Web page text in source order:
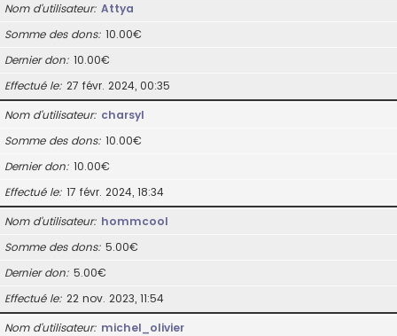
Nom d’utilisateur Attya
Somme des dons 10.00€
Dernier don 10.00€
Effectué le 27 févr. 2024, 00:35
Nom d’utilisateur charsyl
Somme des dons 10.00€
Dernier don 10.00€
Effectué le 17 févr. 2024, 18:34
Nom d’utilisateur hommcool
Somme des dons 5.00€
Dernier don 5.00€
Effectué le 22 nov. 2023, 11:54
Nom d’utilisateur michel_olivier